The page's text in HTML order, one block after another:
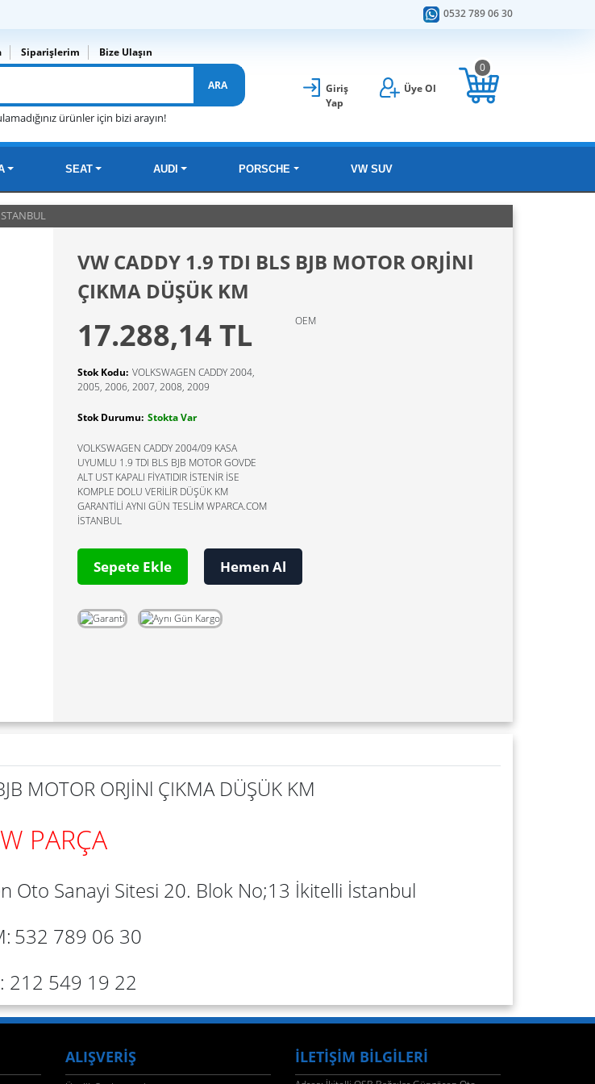
0532 789 06 30
Siparişlerim Bize Ulaşın
ARA
ürünler için bizi arayın!
Giriş
Yap
Üye Ol
0
SEAT AUDI PORSCHE VW SUV
VW CADDY 1.9 TDI BLS BJB MOTOR ORJİNl
ÇIKMA DÜŞÜK KM
17.288,14 TL
Stok Kodu: VOLKSWAGEN CADDY 2004,
2005, 2006, 2007, 2008, 2009
Stok Durumu: Stokta Var
VOLKSWAGEN CADDY 2004/09 KASA
UYUMLU 1.9 TDI BLS BJB MOTOR GOVDE
ALT UST KAPALI FİYATIDIR İSTENİR İSE
KOMPLE DOLU VERİLİR DÜŞÜK KM
GARANTİLİ AYNI GÜN TESLİM WPARCA.COM
İSTANBUL
OEM
Sepete Ekle Hemen Al
MOTOR ORJİNl ÇIKMA DÜŞÜK KM
W PARÇA
Oto Sanayi Sitesi 20. Blok No;13 İkitelli İstanbul
532 789 06 30
212 549 19 22
ALIŞVERİŞ İLETİŞİM BİLGİLERİ